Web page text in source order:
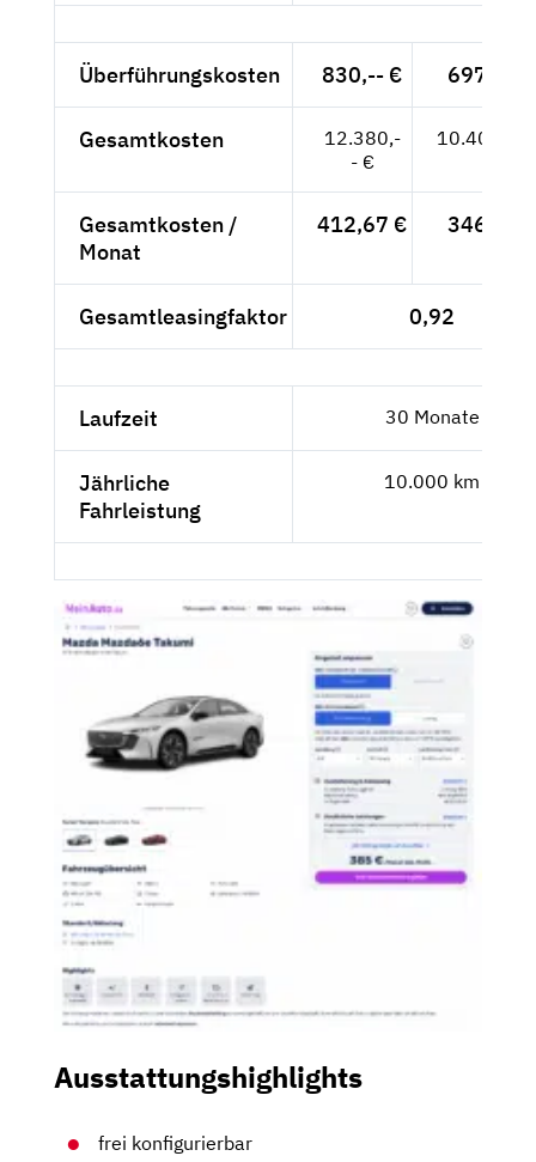
Überführungskosten 830,-- € 697,48 €
Gesamtkosten
12.380,-
- €
10.403,36
Gesamtkosten /
Monat
412,67 € 346,78 €
Gesamtleasingfaktor 0,92
Laufzeit 30 Monate
Jährliche
Fahrleistung
10.000 km
Ausstattungshighlights
frei konfigurierbar